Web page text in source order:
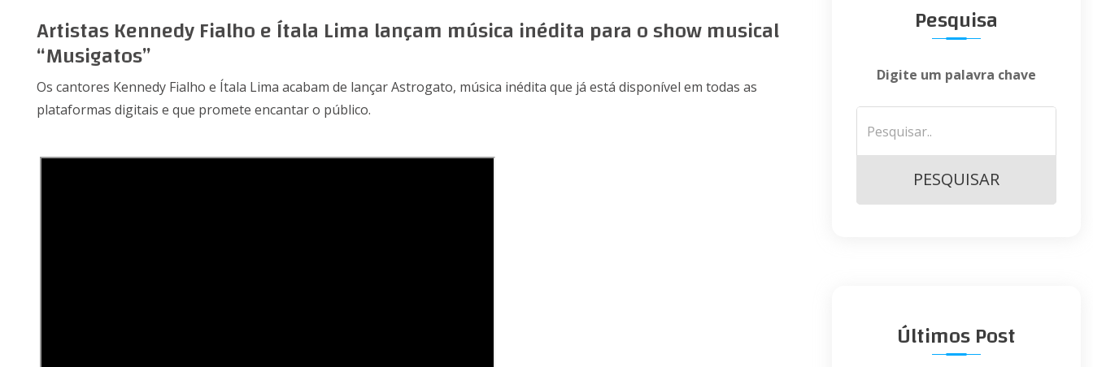
Artistas Kennedy Fialho e Ítala Lima lançam música inédita para o show musical
“Musigatos”
Os cantores Kennedy Fialho e Ítala Lima acabam de lançar Astrogato, música inédita que já está disponível em todas as
plataformas digitais e que promete encantar o público.
Pesquisa
Digite um palavra chave
PESQUISAR
Últimos Post